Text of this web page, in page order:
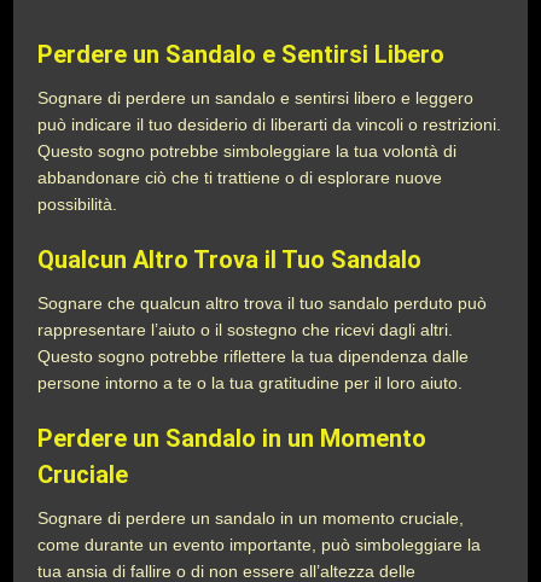
Perdere un Sandalo e Sentirsi Libero
Sognare di perdere un sandalo e sentirsi libero e leggero
può indicare il tuo desiderio di liberarti da vincoli o restrizioni.
Questo sogno potrebbe simboleggiare la tua volontà di
abbandonare ciò che ti trattiene o di esplorare nuove
possibilità.
Qualcun Altro Trova il Tuo Sandalo
Sognare che qualcun altro trova il tuo sandalo perduto può
rappresentare l’aiuto o il sostegno che ricevi dagli altri.
Questo sogno potrebbe riflettere la tua dipendenza dalle
persone intorno a te o la tua gratitudine per il loro aiuto.
Perdere un Sandalo in un Momento
Cruciale
Sognare di perdere un sandalo in un momento cruciale,
come durante un evento importante, può simboleggiare la
tua ansia di fallire o di non essere all’altezza delle